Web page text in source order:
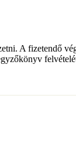
A fizetendő